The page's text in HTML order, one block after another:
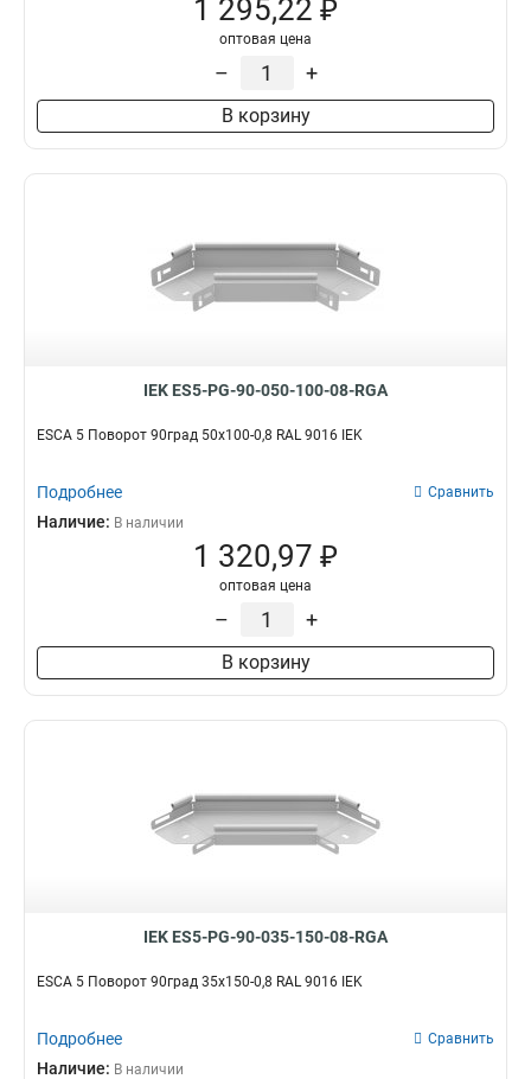
1 295,22 ₽
оптовая цена
– +
В корзину
IEK ES5-PG-90-050-100-08-RGA
ESCA 5 Поворот 90град 50х100-0,8 RAL 9016 IEK
Подробнее Сравнить
Наличие: В наличии
1 320,97 ₽
оптовая цена
– +
В корзину
IEK ES5-PG-90-035-150-08-RGA
ESCA 5 Поворот 90град 35х150-0,8 RAL 9016 IEK
Подробнее Сравнить
Наличие: В наличии